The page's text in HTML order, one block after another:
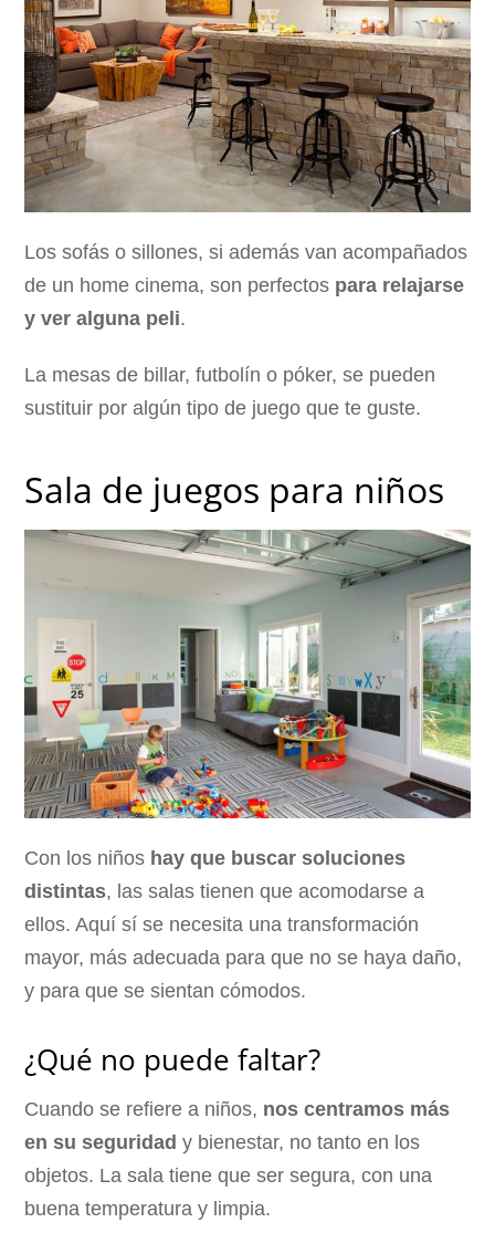
Los sofás o sillones, si además van acompañados
de un home cinema, son perfectos para relajarse
y ver alguna peli.
La mesas de billar, futbolín o póker, se pueden
sustituir por algún tipo de juego que te guste.
Sala de juegos para niños
Con los niños hay que buscar soluciones
distintas, las salas tienen que acomodarse a
ellos. Aquí sí se necesita una transformación
mayor, más adecuada para que no se haya daño,
y para que se sientan cómodos.
¿Qué no puede faltar?
Cuando se refiere a niños, nos centramos más
en su seguridad y bienestar, no tanto en los
objetos. La sala tiene que ser segura, con una
buena temperatura y limpia.